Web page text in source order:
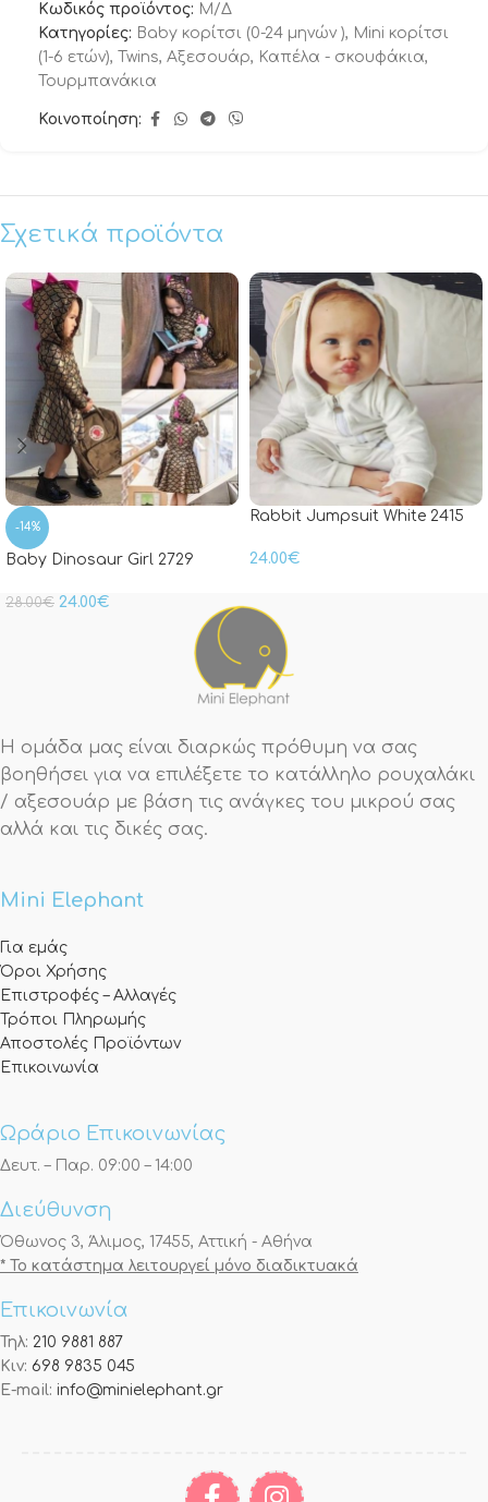
Κωδικός προϊόντος: Μ/Δ
Κατηγορίες: Baby κορίτσι (0-24 μηνών ), Mini κορίτσι
(1-6 ετών), Twins, Αξεσουάρ, Καπέλα - σκουφάκια,
Τουρμπανάκια
Κοινοποίηση:
Σχετικά προϊόντα
-14%
Baby Dinosaur Girl 2729
28.00€ 24.00€
Rabbit Jumpsuit White 2415
24.00€
Η ομάδα μας είναι διαρκώς πρόθυμη να σας
βοηθήσει για να επιλέξετε το κατάλληλο ρουχαλάκι
/ αξεσουάρ με βάση τις ανάγκες του μικρού σας
αλλά και τις δικές σας.
Mini Elephant
Για εμάς
Όροι Χρήσης
Επιστροφές – Αλλαγές
Τρόποι Πληρωμής
Αποστολές Προϊόντων
Επικοινωνία
Ωράριο Επικοινωνίας
Δευτ. – Παρ. 09:00 – 14:00
Διεύθυνση
Όθωνος 3, Άλιμος, 17455, Αττική - Αθήνα
* Το κατάστημα λειτουργεί μόνο διαδικτυακά
Επικοινωνία
Τηλ: 210 9881 887
Κιν: 698 9835 045
E-mail: info@minielephant.gr